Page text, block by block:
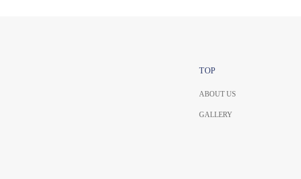
TOP
ABOUT US
GALLERY